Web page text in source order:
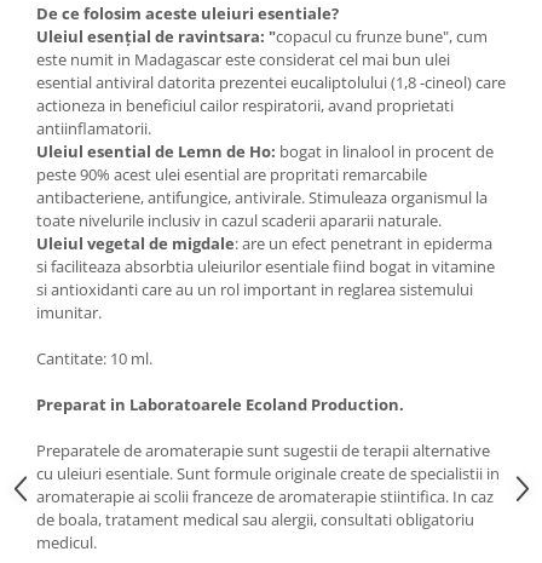
De ce folosim aceste uleiuri esentiale?
Uleiul esențial de ravintsara: "copacul cu frunze bune", cum
este numit in Madagascar este considerat cel mai bun ulei
esential antiviral datorita prezentei eucaliptolului (1,8 -cineol) care
actioneza in beneficiul cailor respiratorii, avand proprietati
antiinflamatorii.
Uleiul esential de Lemn de Ho: bogat in linalool in procent de
peste 90% acest ulei esential are propritati remarcabile
antibacteriene, antifungice,antivirale. Stimuleaza organismul la
toate nivelurile inclusiv in cazul scaderii apararii naturale.
Uleiul vegetal de migdale: are un efect penetrant in epiderma
si faciliteaza absorbtia uleiurilor esentiale fiind bogat in vitamine
si antioxidanti care au un rol important in reglarea sistemului
imunitar.
Cantitate: 10 ml.
Preparat in Laboratoarele Ecoland Production.
Preparatele de aromaterapie sunt sugestii de terapii alternative
cu uleiuri esentiale. Sunt formule originale create de specialistii in
aromaterapie ai scolii franceze de aromaterapie stiintifica. In caz
de boala, tratament medical sau alergii, consultati obligatoriu
medicul.